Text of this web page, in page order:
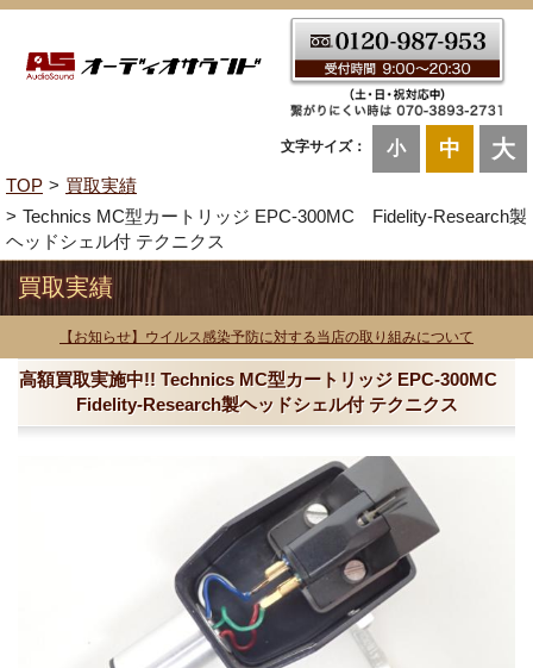
文字サイズ： 小 中 大
TOP
買取実績
Technics MC型カートリッジ EPC-300MC Fidelity-Research製
ヘッドシェル付 テクニクス
買取実績
【お知らせ】ウイルス感染予防に対する当店の取り組みについて
高額買取実施中!! Technics MC型カートリッジ EPC-300MC
Fidelity-Research製ヘッドシェル付 テクニクス